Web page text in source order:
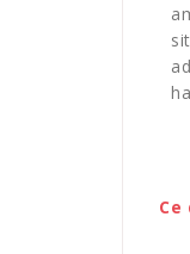
Ce